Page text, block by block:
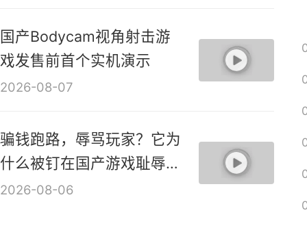
国产Bodycam视角射击游
戏发售前首个实机演示
2026-08-07
骗钱跑路，辱骂玩家？它为
什么被钉在国产游戏耻辱柱
上？【是个人物10】
2026-08-06